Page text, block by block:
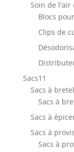
Soin de l'air
Blocs
Clips de
Sacs11
produits
Sacs à
Sacs à
Sacs à
Sacs à
Sacs à